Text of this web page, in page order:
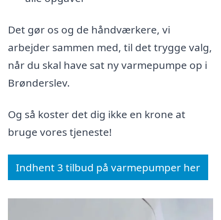
Det gør os og de håndværkere, vi
arbejder sammen med, til det trygge valg,
når du skal have sat ny varmepumpe op i
Brønderslev.
Og så koster det dig ikke en krone at
bruge vores tjeneste!
Indhent 3 tilbud på varmepumper her